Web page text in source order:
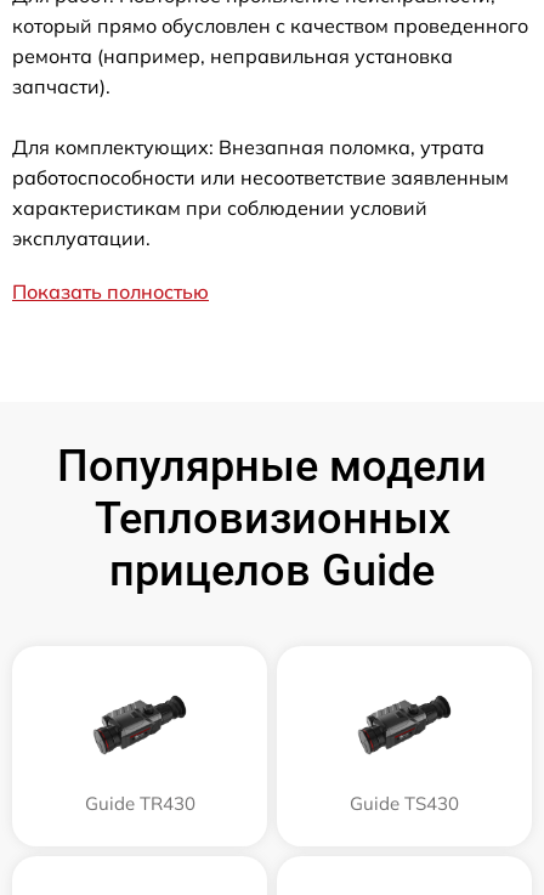
который прямо обусловлен с качеством проведенного
ремонта (например, неправильная установка
запчасти).
Для комплектующих: Внезапная поломка, утрата
работоспособности или несоответствие заявленным
характеристикам при соблюдении условий
эксплуатации.
Показать полностью
Популярные модели
Тепловизионных
прицелов Guide
Guide TR430 Guide TS430